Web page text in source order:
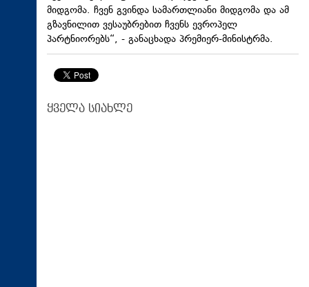
მიდგომა. ჩვენ გვინდა სამართლიანი მიდგომა და ამ
გზავნილით ვესაუბრებით ჩვენს ევროპელ
პარტნიორებს“, - განაცხადა პრემიერ-მინისტრმა.
ყველა სიახლე